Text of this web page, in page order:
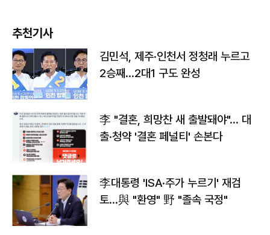
추천기사
김민석, 제주·인천서 정청래 누르고
2승째…2대1 구도 완성
李 "결혼, 희망찬 새 출발돼야"… 대
출·청약 '결혼 페널티' 손본다
李대통령 'ISA·주가 누르기' 재검
토…與 "환영" 野 "졸속 국정"